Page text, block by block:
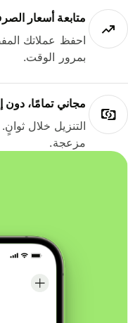
متابعة أسعار
احفظ عملاتك
بمرور الوقت.
مجاني تمامًا، دون
التنزيل خلال ثوانٍ.
مزعجة.